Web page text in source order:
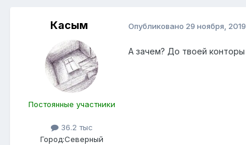
Касым
Постоянные участники
36.2 тыс
Город:Северный
Опубликовано 29 ноября, 2019
А зачем? До твоей